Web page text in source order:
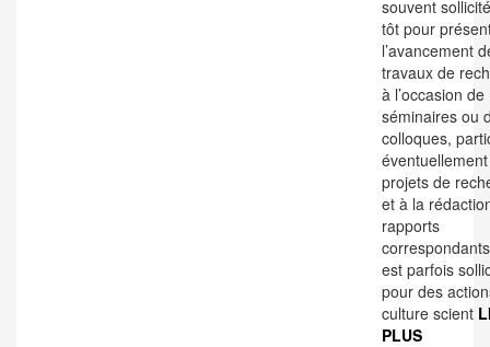
souvent
tôt pour
l’avancement
travaux de
à l’occasion de
séminaires ou
colloques,
projets de
et à la
rapports
est parfois
pour des
culture scient
PLUS